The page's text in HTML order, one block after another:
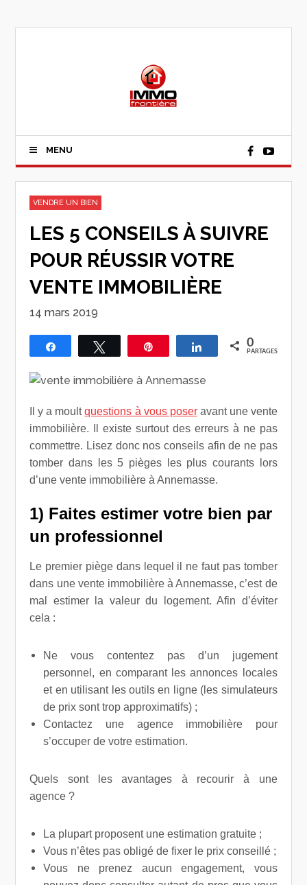
MENU
VENDRE UN BIEN
LES 5 CONSEILS À SUIVRE
POUR RÉUSSIR VOTRE
VENTE IMMOBILIÈRE
14 mars 2019
Partagez Tweetez Épingle Partagez0
PARTAGES
Il y a moultquestions à vous poseravant une vente
immobilière. Il existe surtout des erreurs à ne pas
commettre. Lisez donc nos conseils afin de ne pas
tomber dans les 5 pièges les plus courants lors
d’une vente immobilière à Annemasse.
1) Faites estimer votre bien par
un professionnel
Le premier piège dans lequel il ne faut pas tomber
dans une vente immobilière à Annemasse, c’est de
mal estimer la valeur du logement. Afin d’éviter
cela :
Ne vous contentez pas d’un jugement
personnel, en comparant les annonces locales
et en utilisant les outils en ligne (les simulateurs
de prix sont trop approximatifs) ;
Contactez une agence immobilière pour
s’occuper de votre estimation.
Quels sont les avantages à recourir à une
agence ?
La plupart proposent une estimation gratuite ;
Vous n’êtes pas obligé de fixer le prix conseillé ;
Vous ne prenez aucun engagement, vous